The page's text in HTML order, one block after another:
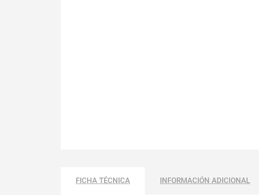
FICHA TÉCNICA INFORMACIÓN ADICIONAL